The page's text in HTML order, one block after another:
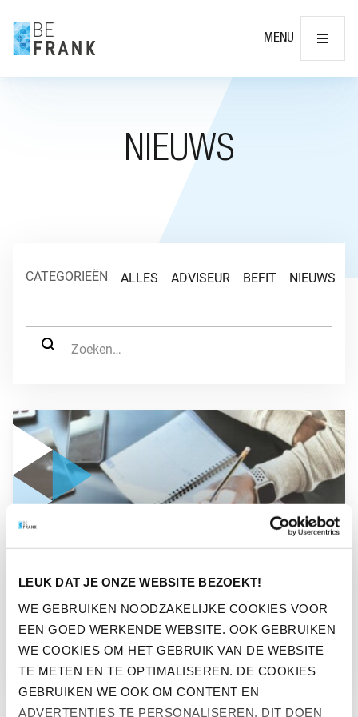
LEUK DAT JE ONZE WEBSITE BEZOEKT!
WE GEBRUIKEN NOODZAKELIJKE COOKIES VOOR
EEN GOED WERKENDE WEBSITE. OOK GEBRUIKEN
WE COOKIES OM HET GEBRUIK VAN DE WEBSITE
TE METEN EN TE OPTIMALISEREN. DE COOKIES
GEBRUIKEN WE OOK OM CONTENT EN
ADVERTENTIES TE PERSONALISEREN. DIT DOEN
MENU
NIEUWS
CATEGORIEËN ALLES ADVISEUR BEFIT NIEUWS
ZOEK NAAR:
GA NAAR “7 GEZONDE WERKGEWOONTES”
7 GEZONDE
WERKGEWOONTES